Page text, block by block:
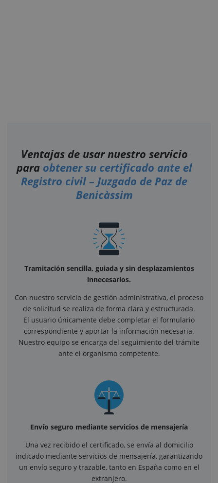
Ventajas de usar nuestro servicio
para obtener su certificado ante el
Registro civil – Juzgado de Paz de
Benicàssim
Tramitación sencilla, guiada y sin desplazamientos
innecesarios.
Con nuestro servicio de gestión administrativa, el proceso
de solicitud se realiza de forma clara y estructurada.
El usuario únicamente debe completar el formulario
correspondiente y aportar la información necesaria.
Nuestro equipo se encarga del seguimiento del trámite
ante el organismo competente.
Envío seguro mediante servicios de mensajería
Una vez recibido el certificado, se envía al domicilio
indicado mediante servicios de mensajería, garantizando
un envío seguro y trazable, tanto en España como en el
extranjero.